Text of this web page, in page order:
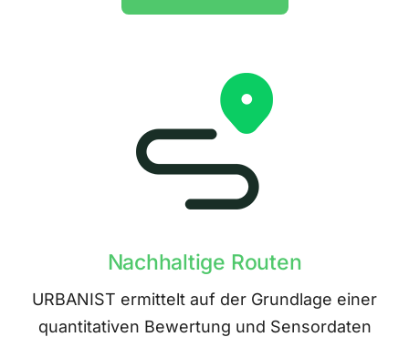
Nachhaltige Routen
URBANIST ermittelt auf der Grundlage einer
quantitativen Bewertung und Sensordaten